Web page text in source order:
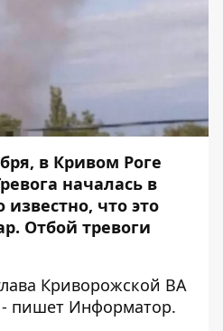
в Кривом Роге
началась в
известно, что это
Отбой тревоги
Криворожской ВА
- пишет Информатор.